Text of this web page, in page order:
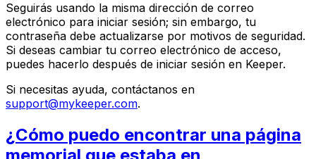
Seguirás usando la misma dirección de correo
electrónico para iniciar sesión; sin embargo, tu
contraseña debe actualizarse por motivos de seguridad.
Si deseas cambiar tu correo electrónico de acceso,
puedes hacerlo después de iniciar sesión en Keeper.
Si necesitas ayuda, contáctanos en
support@mykeeper.com.
¿Cómo puedo encontrar una página